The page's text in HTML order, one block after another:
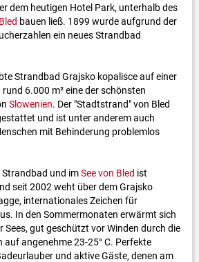
dem heutigen Hotel Park, unterhalb des
bauen ließ. 1899 wurde aufgrund der
ein neues Strandbad
Strandbad Grajsko kopalisce auf einer
6.000 m² eine der schönsten
Slowenien. Der "Stadtstrand" von Bled
und ist unter anderem auch
mit Behinderung problemlos
Strandbad und imSee von Bled ist
seit 2002 weht über dem Grajsko
internationales Zeichen für
In den Sommermonaten erwärmt sich
Sees, gut geschützt vor Winden durch die
auf angenehme 23-25° C. Perfekte
und aktive Gäste, denen am